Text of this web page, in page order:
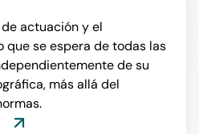
actuación y el
se espera de todas las
de su
más allá del